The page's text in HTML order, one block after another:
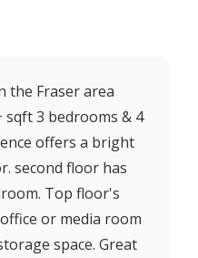
the Fraser area
sqft 3 bedrooms & 4
offers a bright
second floor has
Top floor's
or media room
space. Great